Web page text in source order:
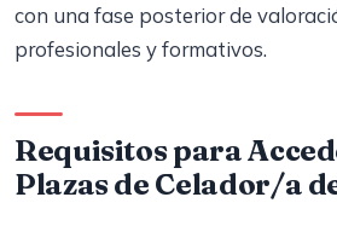
con una fase posterior de
profesionales y formativos.
Requisitos para
Plazas de Celador/a